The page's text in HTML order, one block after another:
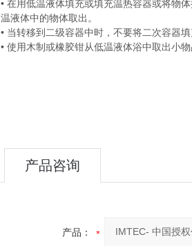
• 在用低温液体填充或填充温热容器或将物
温液体中的物体取出。
• 当转移到二级容器中时，不要将二次容器
• 使用木制或橡胶钳从低温液体浴中取出小
产品咨询
产品：